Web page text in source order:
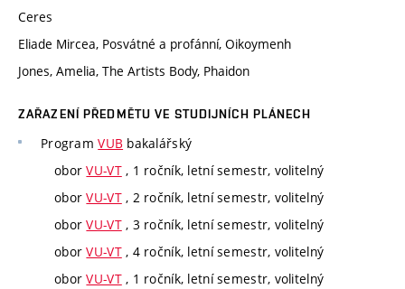
Ceres
Eliade Mircea, Posvátné a profánní, Oikoymenh
Jones, Amelia, The Artists Body, Phaidon
ZAŘAZENÍ PŘEDMĚTU VE STUDIJNÍCH PLÁNECH
ProgramVUB bakalářský
oborVU-VT, 1 ročník, letní semestr, volitelný
oborVU-VT, 2 ročník, letní semestr, volitelný
oborVU-VT, 3 ročník, letní semestr, volitelný
oborVU-VT, 4 ročník, letní semestr, volitelný
oborVU-VT, 1 ročník, letní semestr, volitelný